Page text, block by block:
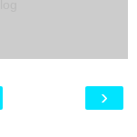
›